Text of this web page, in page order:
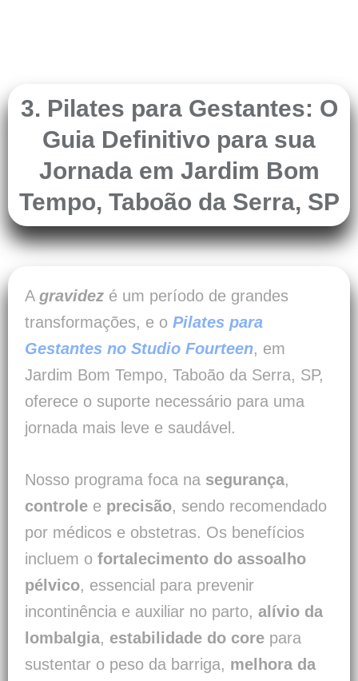
3. Pilates para Gestantes: O
Guia Definitivo para sua
Jornada em Jardim Bom
Tempo, Taboão da Serra, SP
A gravidez é um período de grandes
transformações, e o Pilates para
Gestantes no Studio Fourteen, em
Jardim Bom Tempo, Taboão da Serra, SP,
oferece o suporte necessário para uma
jornada mais leve e saudável.
Nosso programa foca na segurança,
controle e precisão, sendo recomendado
por médicos e obstetras. Os benefícios
incluem o fortalecimento do assoalho
pélvico, essencial para prevenir
incontinência e auxiliar no parto, alívio da
lombalgia, estabilidade do core para
sustentar o peso da barriga, melhora da